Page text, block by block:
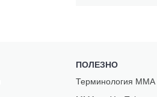
ПОЛЕЗНО
Терминология ММА